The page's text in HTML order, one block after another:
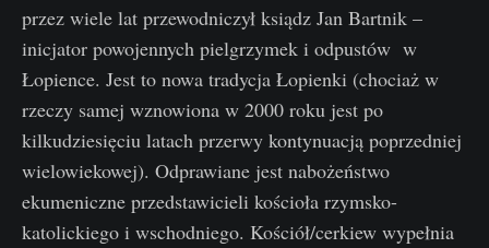
przez wiele lat przewodniczył ksiądz Jan Bartnik –
inicjator powojennych pielgrzymek i odpustów w
Łopience. Jest to nowa tradycja Łopienki (chociaż w
rzeczy samej wznowiona w 2000 roku jest po
kilkudziesięciu latach przerwy kontynuacją poprzedniej
wielowiekowej). Odprawiane jest nabożeństwo
ekumeniczne przedstawicieli kościoła rzymsko-
katolickiego i wschodniego. Kościół/cerkiew wypełnia